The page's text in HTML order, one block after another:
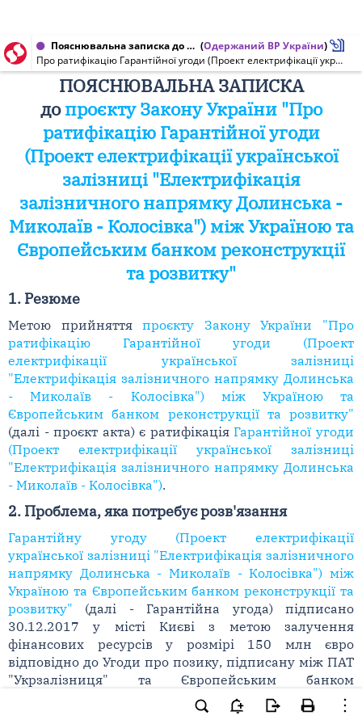
Пояснювальна записка до проекту Закону України від 28.11.2019 № 11 (Одержаний ВР України)
Про ратифікацію Гарантійної угоди (Проект електрифікації української залізниці "Електрифікація залізничного напрямку Долинська - Миколаїв - Колосівка") між Україною та Європейським банком реконструкції та розвитку